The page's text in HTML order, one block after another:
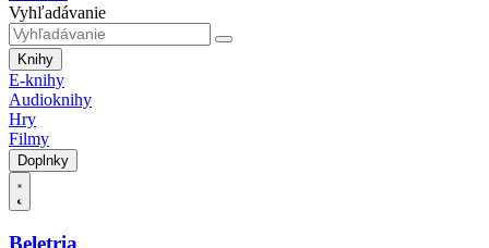
Vyhľadávanie
Knihy
E-knihy
Audioknihy
Hry
Filmy
Doplnky
Beletria